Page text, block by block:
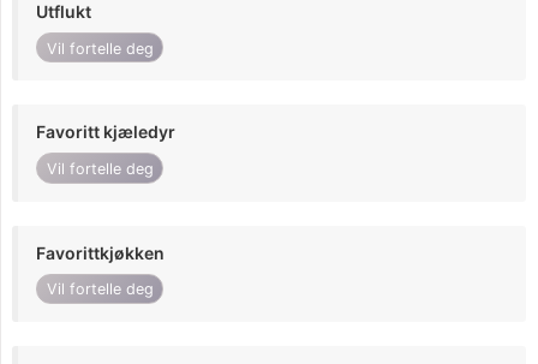
Utflukt
Vil fortelle deg
Favoritt kjæledyr
Vil fortelle deg
Favorittkjøkken
Vil fortelle deg